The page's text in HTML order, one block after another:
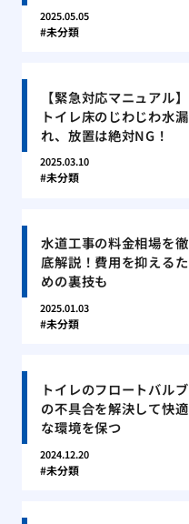
2025.05.05
未分類
【緊急対応マニュアル】
トイレ床のじわじわ水漏
れ、放置は絶対NG！
2025.03.10
未分類
水道工事の料金相場を徹
底解説！費用を抑えるた
めの裏技も
2025.01.03
未分類
トイレのフロートバルブ
の不具合を解決して快適
な環境を保つ
2024.12.20
未分類